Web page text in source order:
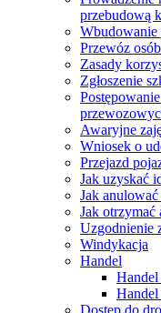
przebudową
Wbudowanie
Przewóz
Zasady
Zgłoszenie
Awaryjne
Wniosek o
Przejazd
Jak uzyskać
Jak
Jak otrzymać
Uzgodnienie
Windykacja
Handel
Handel
Dostęp do